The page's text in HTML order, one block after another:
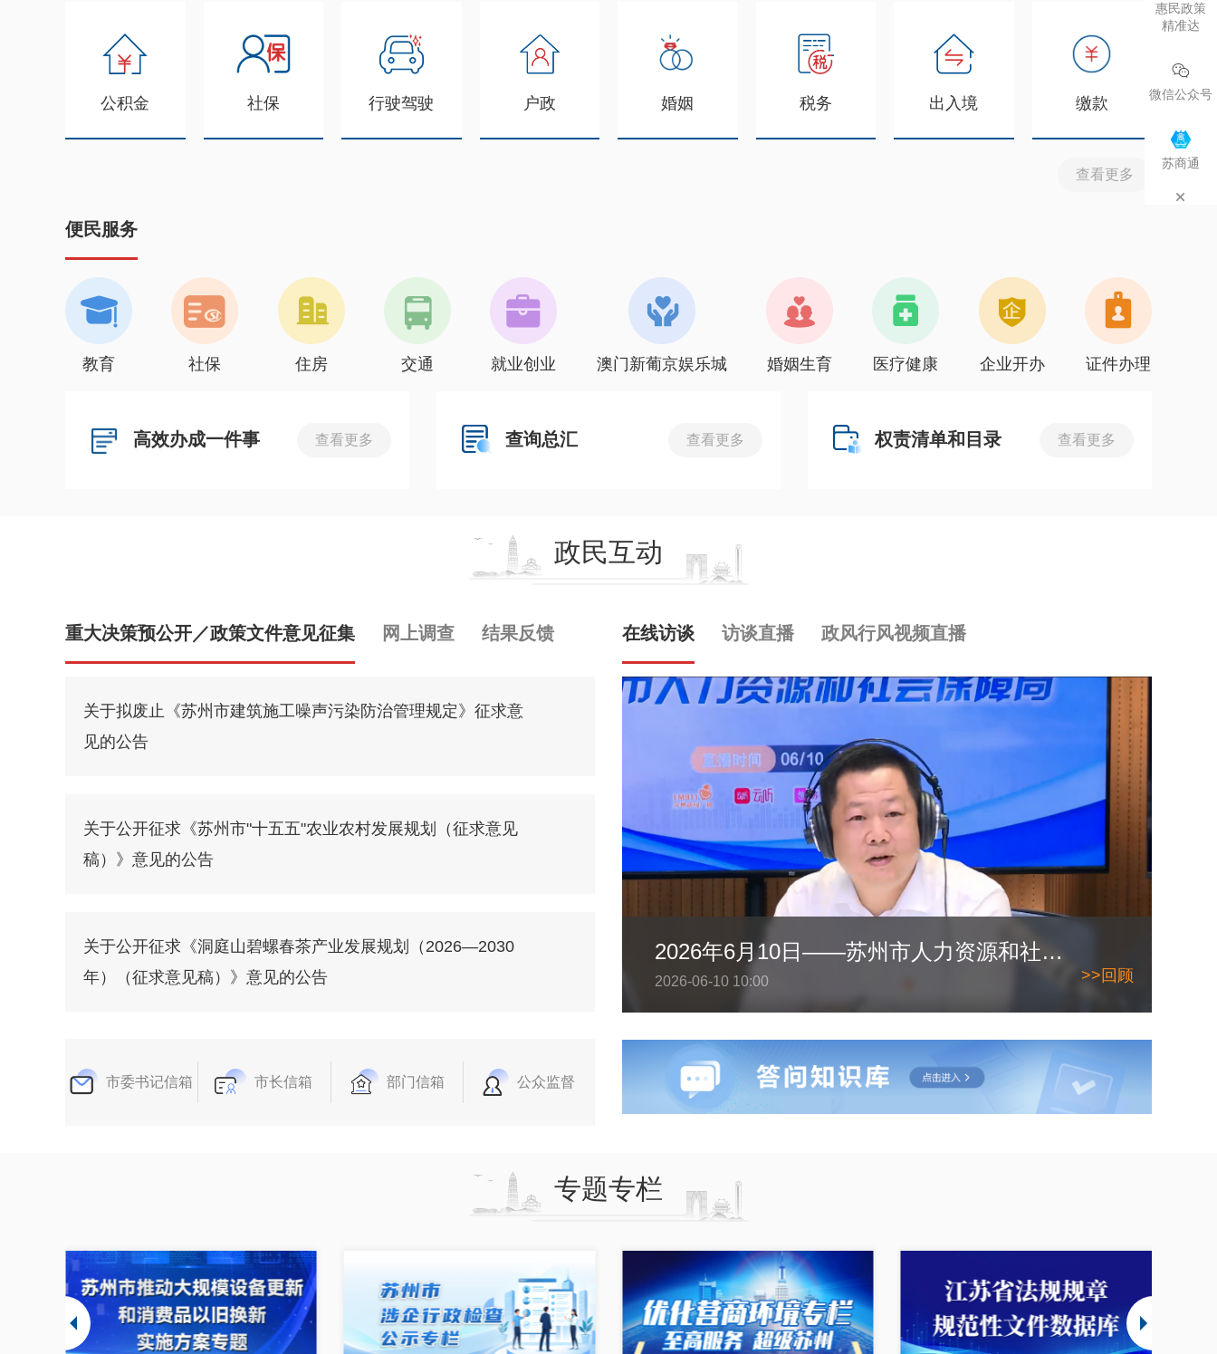
公积金 社保 行驶驾驶 户政 婚姻 税务 出入境 缴款
查看更多
便民服务
教育 社保 住房 交通 就业创业 澳门新葡京娱乐城 婚姻生育 医疗健康 企业开办 证件办理
高效办成一件事 查看更多 查询总汇 查看更多 权责清单和目录 查看更多
政民互动
重大决策预公开／政策文件意见征集 网上调查 结果反馈
关于拟废止《苏州市建筑施工噪声污染防治管理规定》征求意
见的公告
关于公开征求《苏州市"十五五"农业农村发展规划（征求意见
稿）》意见的公告
关于公开征求《洞庭山碧螺春茶产业发展规划（2026—2030
年）（征求意见稿）》意见的公告
市委书记信箱 市长信箱 部门信箱 公众监督
在线访谈 访谈直播 政风行风视频直播
2026年6月10日——苏州市人力资源和社会保障局
2026-06-10 10:00 >>回顾
专题专栏
惠民政策
精准达
微信公众号
苏商通